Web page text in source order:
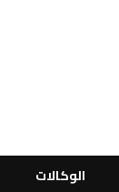
الوكالات